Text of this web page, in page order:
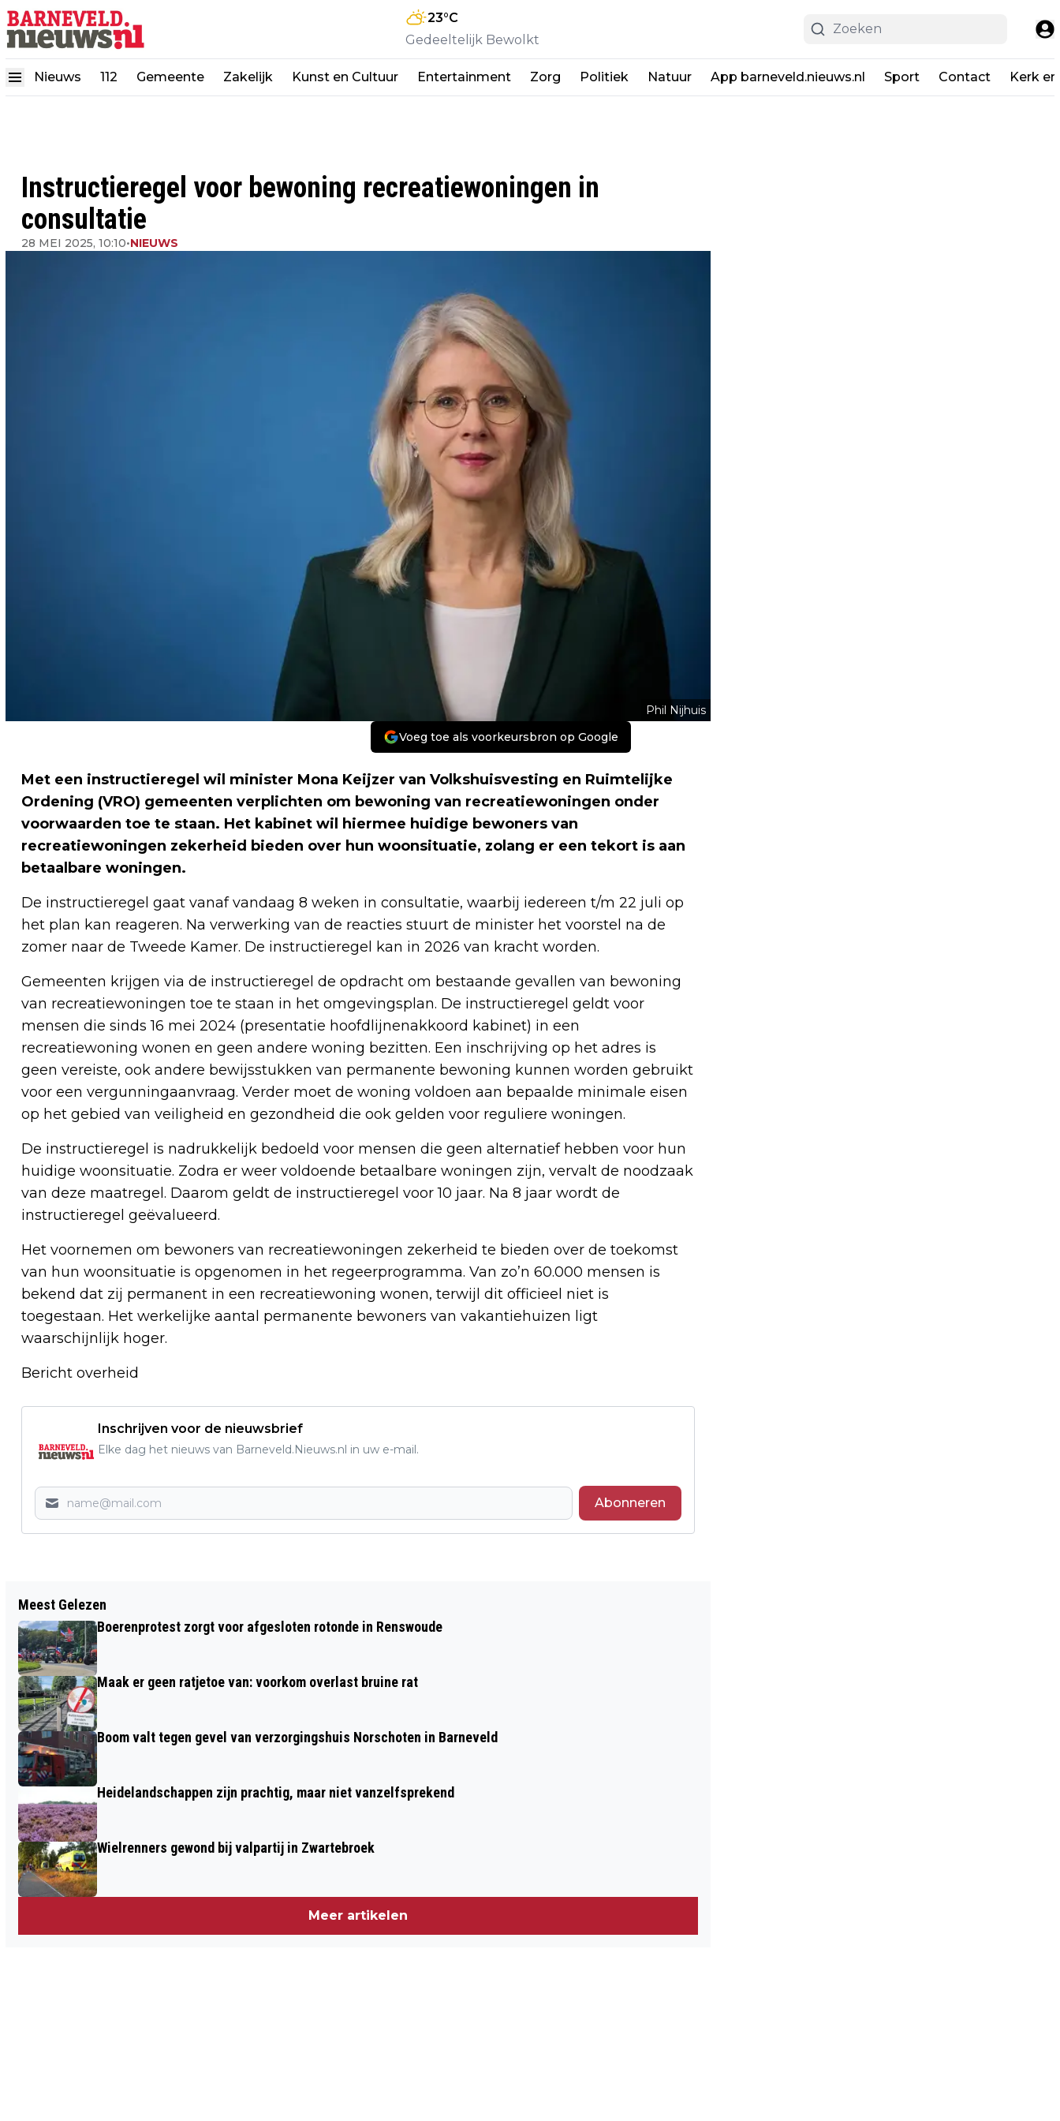
23°C
Gedeeltelijk Bewolkt
Nieuws 112 Gemeente Zakelijk Kunst en Cultuur Entertainment Zorg Politiek Natuur App barneveld.nieuws.nl Sport Contact Kerk
Instructieregel voor bewoning recreatiewoningen in
consultatie
28 MEI 2025, 10:10•NIEUWS
Phil Nijhuis
Voeg toe als voorkeursbron op Google
Met een instructieregel wil minister Mona Keijzer van Volkshuisvesting en Ruimtelijke
Ordening (VRO) gemeenten verplichten om bewoning van recreatiewoningen onder
voorwaarden toe te staan. Het kabinet wil hiermee huidige bewoners van
recreatiewoningen zekerheid bieden over hun woonsituatie, zolang er een tekort is aan
betaalbare woningen.
De instructieregel gaat vanaf vandaag 8 weken in consultatie, waarbij iedereen t/m 22 juli op
het plan kan reageren. Na verwerking van de reacties stuurt de minister het voorstel na de
zomer naar de Tweede Kamer. De instructieregel kan in 2026 van kracht worden.
Gemeenten krijgen via de instructieregel de opdracht om bestaande gevallen van bewoning
van recreatiewoningen toe te staan in het omgevingsplan. De instructieregel geldt voor
mensen die sinds 16 mei 2024 (presentatie hoofdlijnenakkoord kabinet) in een
recreatiewoning wonen en geen andere woning bezitten. Een inschrijving op het adres is
geen vereiste, ook andere bewijsstukken van permanente bewoning kunnen worden gebruikt
voor een vergunningaanvraag. Verder moet de woning voldoen aan bepaalde minimale eisen
op het gebied van veiligheid en gezondheid die ook gelden voor reguliere woningen.
De instructieregel is nadrukkelijk bedoeld voor mensen die geen alternatief hebben voor hun
huidige woonsituatie. Zodra er weer voldoende betaalbare woningen zijn, vervalt de noodzaak
van deze maatregel. Daarom geldt de instructieregel voor 10 jaar. Na 8 jaar wordt de
instructieregel geëvalueerd.
Het voornemen om bewoners van recreatiewoningen zekerheid te bieden over de toekomst
van hun woonsituatie is opgenomen in het regeerprogramma. Van zo’n 60.000 mensen is
bekend dat zij permanent in een recreatiewoning wonen, terwijl dit officieel niet is
toegestaan. Het werkelijke aantal permanente bewoners van vakantiehuizen ligt
waarschijnlijk hoger.
Bericht overheid
Inschrijven voor de nieuwsbrief
Elke dag het nieuws van Barneveld.Nieuws.nl in uw e-mail.
Abonneren
HET NEDERLANDS FILMORKEST IS OP 28
JUNI 2025 IN PATHÉ EDE
VAN BARNEVELD DOET AANGIFTE VAN
Meest Gelezen
Boerenprotest zorgt voor afgesloten rotonde in Renswoude
Maak er geen ratjetoe van: voorkom overlast bruine rat
Boom valt tegen gevel van verzorgingshuis Norschoten in Barneveld
Heidelandschappen zijn prachtig, maar niet vanzelfsprekend
Wielrenners gewond bij valpartij in Zwartebroek
Meer artikelen